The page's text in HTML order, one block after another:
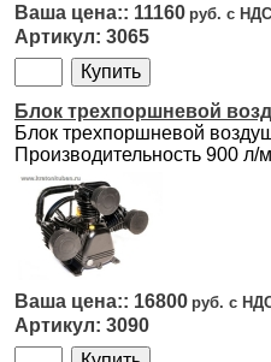
11160
3065
Блок трехпоршневой
Блок трехпоршневой
Производительность 900 л/
16800
3090